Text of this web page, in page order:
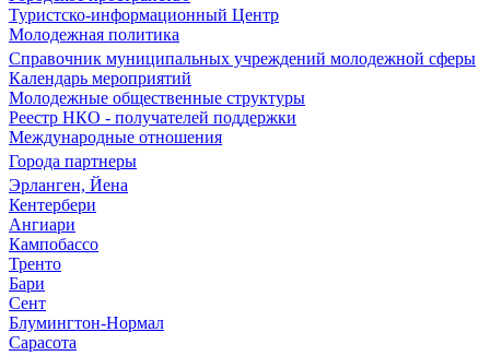
Туристско-информационный Центр
Молодежная политика
Справочник муниципальных учреждений молодежной сферы
Календарь мероприятий
Молодежные общественные структуры
Реестр НКО - получателей поддержки
Международные отношения
Города партнеры
Эрланген, Йена
Кентербери
Ангиари
Кампобассо
Тренто
Бари
Сент
Блумингтон-Нормал
Сарасота